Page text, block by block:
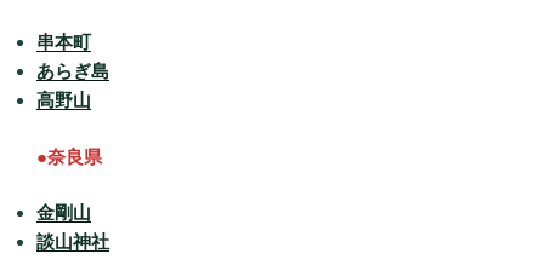
串本町
あらぎ島
高野山
●奈良県
金剛山
談山神社